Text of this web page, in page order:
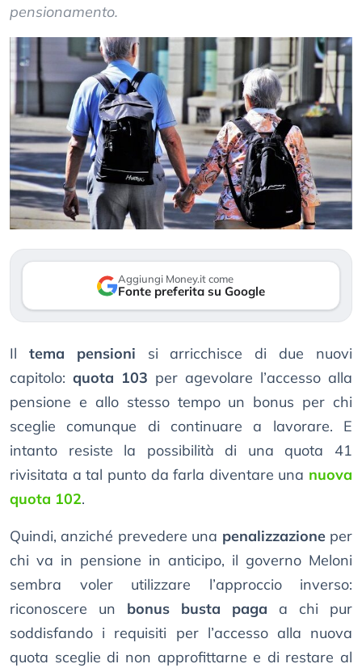
pensionamento.
Aggiungi Money.it come
Fonte preferita su Google
Il tema pensioni si arricchisce di due nuovi
capitolo: quota 103 per agevolare l’accesso alla
pensione e allo stesso tempo un bonus per chi
sceglie comunque di continuare a lavorare. E
intanto resiste la possibilità di una quota 41
rivisitata a tal punto da farla diventare una nuova
quota 102.
Quindi, anziché prevedere una penalizzazioneper
chi va in pensione in anticipo, il governo Meloni
sembra voler utilizzare l’approccio inverso:
riconoscere un bonus busta paga a chi pur
soddisfando i requisiti per l’accesso alla nuova
quota sceglie di non approfittarne e di restare al